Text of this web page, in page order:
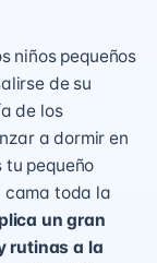
niños pequeños
de su
de los
a dormir en
tu pequeño
cama toda la
un gran
rutinas a la